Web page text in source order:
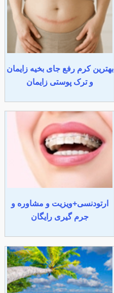
بهترین کرم رفع جای بخیه زایمان
و ترک پوستی زایمان
ارتودنسی+ویزیت و مشاوره و
جرم گیری رایگان